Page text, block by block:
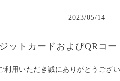
2023/05/14
ットカードおよびQRコ
利用いただき誠にありがとうござい